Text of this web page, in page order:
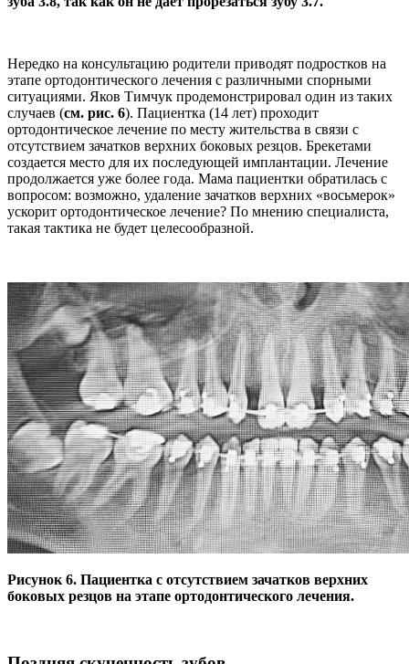
Нередко на консультацию родители приводят подростков на
этапе ортодонтического лечения с различными спорными
ситуациями. Яков Тимчук продемонстрировал один из таких
случаев (см. рис. 6). Пациентка (14 лет) проходит
ортодонтическое лечение по месту жительства в связи с
отсутствием зачатков верхних боковых резцов. Брекетами
создается место для их последующей имплантации. Лечение
продолжается уже более года. Мама пациентки обратилась с
вопросом: возможно, удаление зачатков верхних «восьмерок»
ускорит ортодонтическое лечение? По мнению специалиста,
такая тактика не будет целесообразной.
Рисунок 6. Пациентка с отсутствием зачатков верхних
боковых резцов на этапе ортодонтического лечения.